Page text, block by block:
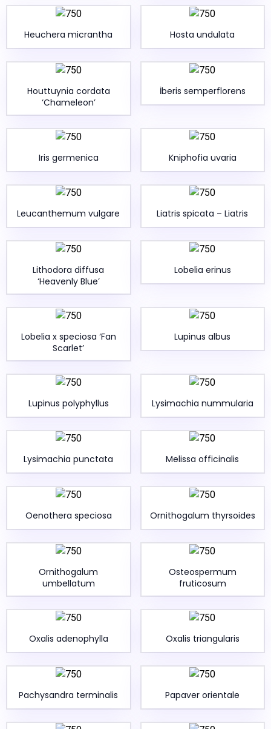
Heuchera micrantha Hosta undulata
Houttuynia cordata
‘Chameleon’
İberis semperflorens
Iris germenica Kniphofia uvaria
Leucanthemum vulgare Liatris spicata – Liatris
Lithodora diffusa
‘Heavenly Blue’
Lobelia erinus
Lobelia x speciosa ‘Fan
Scarlet’
Lupinus albus
Lupinus polyphyllus Lysimachia nummularia
Lysimachia punctata Melissa officinalis
Oenothera speciosa Ornithogalum thyrsoides
Ornithogalum
umbellatum
Osteospermum
fruticosum
Oxalis adenophylla Oxalis triangularis
Pachysandra terminalis Papaver orientale